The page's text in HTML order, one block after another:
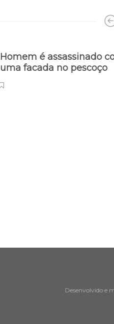
Homem é assassinado
uma facada no pescoço
Desenvolvido e